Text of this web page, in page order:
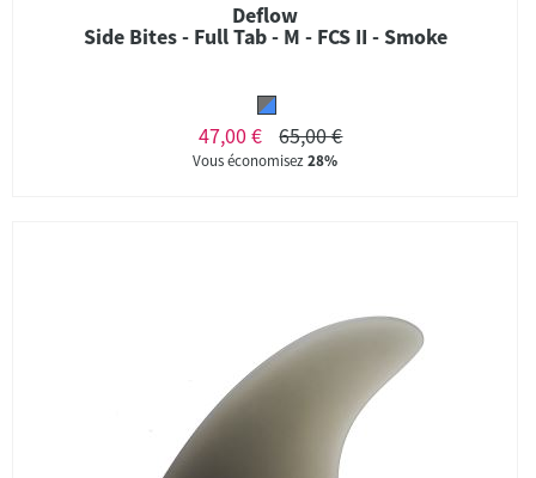
Deflow
Side Bites - Full Tab - M - FCS II - Smoke
47,00 € 65,00 €
Vous économisez28%